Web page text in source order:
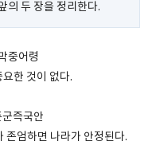
의 두 장을 정리한다.
중어령
한 것이 없다.
즉국안
존엄하면 나라가 안정된다.